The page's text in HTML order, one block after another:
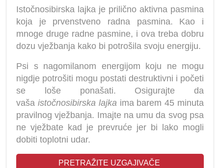
Istočnosibirska lajka je prilično aktivna pasmina
koja je prvenstveno radna pasmina. Kao i
mnoge druge radne pasmine, i ova treba dobru
dozu vježbanja kako bi potrošila svoju energiju.
Psi s nagomilanom energijom koju ne mogu
nigdje potrošiti mogu postati destruktivni i početi
se loše ponašati. Osigurajte da
vaša istočnosibirska lajkaima barem 45 minuta
pravilnog vježbanja. Imajte na umu da svog psa
ne vježbate kad je prevruće jer bi lako mogli
dobiti toplotni udar.
PRETRAŽITE UZGAJIVAČE